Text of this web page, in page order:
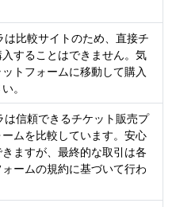
は比較サイトのため、直接チ
することはできません。気
トフォームに移動して購入
。
は信頼できるチケット販売プ
ムを比較しています。安心
きますが、最終的な取引は各
ームの規約に基づいて行わ